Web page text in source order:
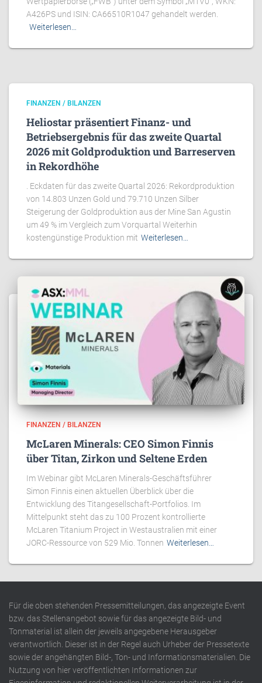
A426PS und ISIN: CA66510R1047 gehandelt werden.
Weiterlesen…
FINANZEN / BILANZEN
Heliostar präsentiert Finanz- und
Betriebsergebnis für das zweite Quartal
2026 mit Goldproduktion und Barreserven
in Rekordhöhe
. Eckdaten für das zweite Quartal 2026: Rekordproduktion
von 14.803 Unzen Gold und 79.710 Unzen Silber
Steigerung der Goldproduktion aus der Mine San Agustin
um 49 % im Vergleich zum Vorquartal Weiterhin
kostengünstige Produktion mit Weiterlesen…
FINANZEN / BILANZEN
McLaren Minerals: CEO Simon Finnis
über Titan, Zirkon und Seltene Erden
Im Webinar gibt McLaren Minerals-Geschäftsführer
Simon Finnis einen aktuellen Überblick über die
Entwicklung des Titangesellschaft-Portfolios. Im
Mittelpunkt steht das zu 100 Prozent kontrollierte
McLaren Titanium Project in Westaustralien mit einer
JORC-Ressource von 529 Mio. Tonnen Weiterlesen…
Für die oben stehenden Pressemitteilungen, das angezeigte Event
bzw. das Stellenangebot sowie für das angezeigte Bild- und
Tonmaterial ist allein der jeweils angegebene Herausgeber
verantwortlich. Dieser ist in der Regel auch Urheber der Pressetexte
sowie der angehängten Bild-, Ton- und Informationsmaterialien. Die
Nutzung von hier veröffentlichten Informationen zur